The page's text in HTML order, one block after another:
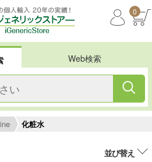
0
Web検索
化粧水
並び替え